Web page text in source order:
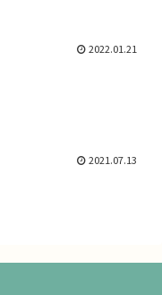
2022.01.21
2021.07.13